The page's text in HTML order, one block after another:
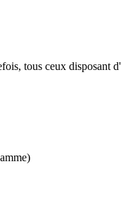
tous ceux disposant